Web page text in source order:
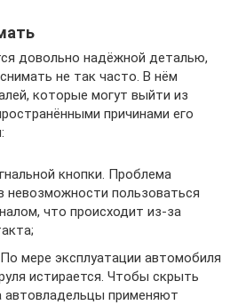
довольно надёжной деталью,
не так часто. В нём
которые могут выйти из
причинами его
кнопки. Проблема
невозможности пользоваться
что происходит из-за
мере эксплуатации автомобиля
истирается. Чтобы скрыть
автовладельцы применяют